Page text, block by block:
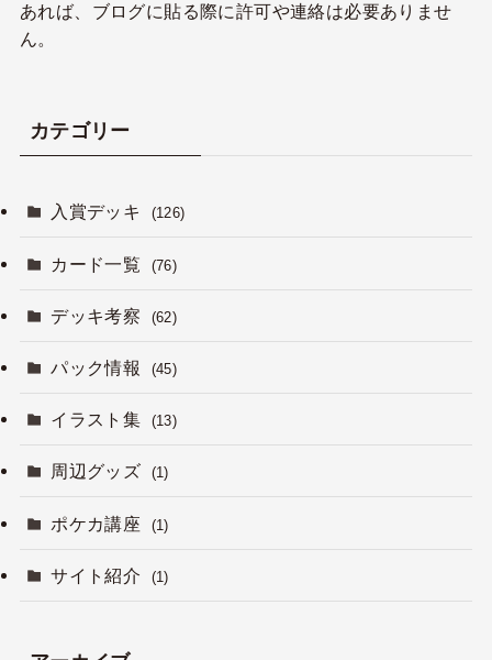
あれば、ブログに貼る際に許可や連絡は必要ありませ
ん。
カテゴリー
入賞デッキ (126)
カード一覧 (76)
デッキ考察 (62)
パック情報 (45)
イラスト集 (13)
周辺グッズ (1)
ポケカ講座 (1)
サイト紹介 (1)